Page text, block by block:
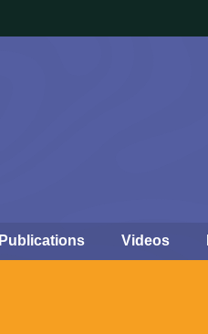
Publications Videos